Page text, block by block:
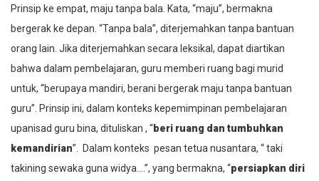
Prinsip ke empat, maju tanpa bala . Kata, “maju”, bermakna
bergerak ke depan. “Tanpa bala”, diterjemahkan tanpa bantuan
orang lain. Jika diterjemahkan secara leksikal, dapat diartikan
bahwa dalam pembelajaran, guru memberi ruang bagi murid
untuk, “berupaya mandiri, berani bergerak maju tanpa bantuan
guru”. Prinsip ini, dalam konteks kepemimpinan pembelajaran
upanisad guru bina, dituliskan , “beri ruang dan tumbuhkan
kemandirian”. Dalam konteks pesan tetua nusantara, “taki
takining sewaka guna widya….”, yang bermakna, “persiapkan diri